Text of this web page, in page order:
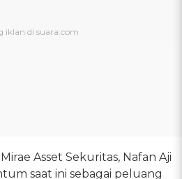
Asset Sekuritas, Nafan Aji
saat ini sebagai peluang